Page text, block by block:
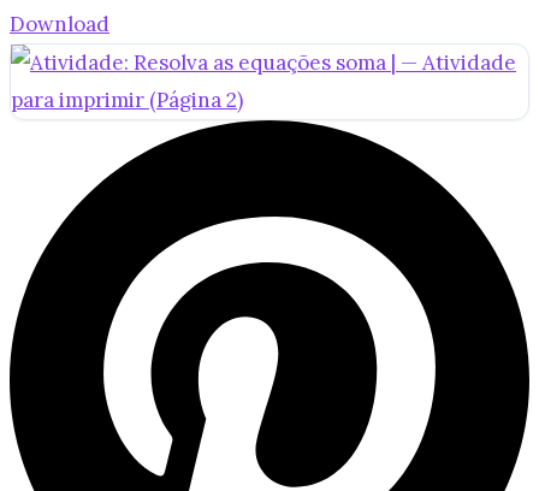
Download